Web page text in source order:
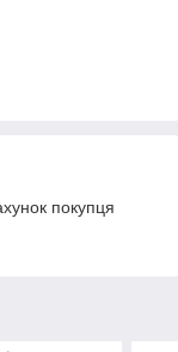
покупця